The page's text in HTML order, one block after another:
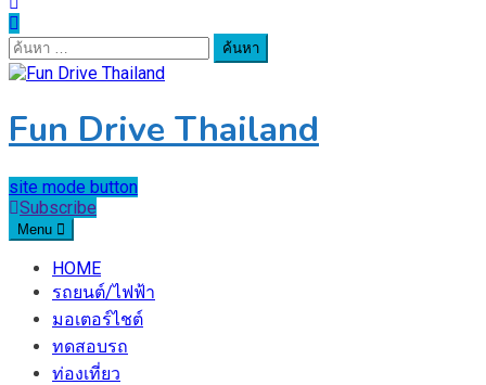
ค้นหา
สำหรับ:
Fun Drive Thailand
site mode button
Subscribe
Menu
HOME
รถยนต์/ไฟฟ้า
มอเตอร์ไชต์
ทดสอบรถ
ท่องเที่ยว